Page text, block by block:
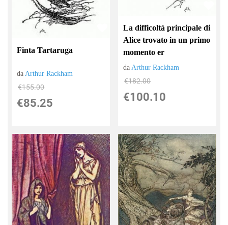
Finta Tartaruga
da Arthur Rackham
€155.00
€85.25
La difficoltà principale di
Alice trovato in un primo
momento er
da Arthur Rackham
€182.00
€100.10